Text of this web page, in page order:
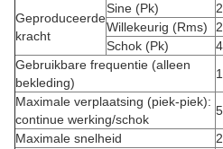
Geproduceerde
kracht
Sine (Pk)
Willekeurig (Rms)
Schok (Pk)
Gebruikbare frequentie (alleen
bekleding)
Maximale verplaatsing (piek-piek):
continue werking/schok
Maximale snelheid